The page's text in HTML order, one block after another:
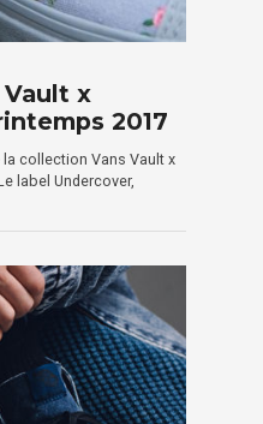
x
2017
collection Vans Vault x
label Undercover,